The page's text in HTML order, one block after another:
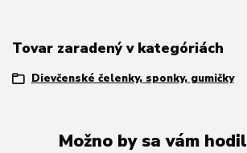
Tovar zaradený v kategóriách
Dievčenské čelenky, sponky, gumičky
Možno by sa vám